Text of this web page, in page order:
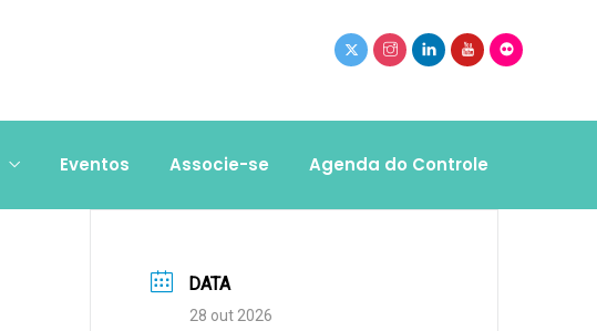
Eventos Associe-se Agenda do Controle
DATA
28 out 2026